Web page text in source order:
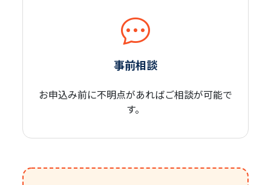
事前相談
お申込み前に不明点があればご相談が可能で
す。